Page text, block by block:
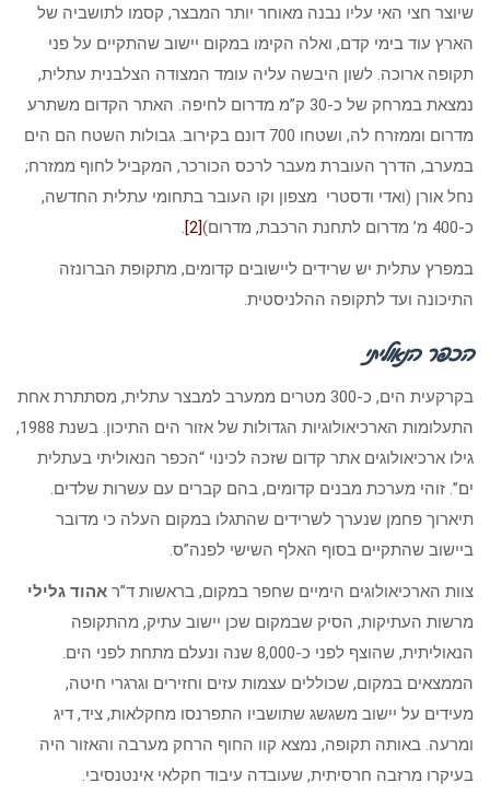
שיוצר חצי האי עליו נבנה מאוחר יותר המבצר, קסמו לתושביה של
הארץ עוד בימי קדם, ואלה הקימו במקום יישוב שהתקיים על פני
תקופה ארוכה. לשון היבשה עליה עומד המצודה הצלבנית עתלית,
נמצאת במרחק של כ-30 ק”מ מדרום לחיפה. האתר הקדום משתרע
מדרום וממזרח לה, ושטחו 700 דונם בקירוב. גבולות השטח הם הים
במערב, הדרך העוברת מעבר לרכס הכורכר, המקביל לחוף ממזרח;
נחל אורן (ואדי ודסטרי מצפון וקו העובר בתחומי עתלית החדשה,
כ-400 מ’ מדרום לתחנת הרכבת, מדרום)
[2]
.
במפרץ עתלית יש שרידים ליישובים קדומים, מתקופת הברונזה
התיכונה ועד לתקופה ההלניסטית.
הכפר הנאוליתי
בקרקעית הים, כ-300 מטרים ממערב למבצר עתלית, מסתתרת אחת
התעלומות הארכיאולוגיות הגדולות של אזור הים התיכון. בשנת 1988,
גילו ארכיאולוגים אתר קדום שזכה לכינוי “הכפר הנאוליתי בעתלית
ים”. זוהי מערכת מבנים קדומים, בהם קברים עם עשרות שלדים.
תיארוך פחמן שנערך לשרידים שהתגלו במקום העלה כי מדובר
ביישוב שהתקיים בסוף האלף השישי לפנה”ס.
צוות הארכיאולוגים הימיים שחפר במקום, בראשות ד”ר אהוד גלילי
מרשות העתיקות, הסיק שבמקום שכן יישוב עתיק, מהתקופה
הנאוליתית, שהוצף לפני כ-8,000 שנה ונעלם מתחת לפני הים.
הממצאים במקום, שכוללים עצמות עזים וחזירים וגרגרי חיטה,
מעידים על יישוב משגשג שתושביו התפרנסו מחקלאות, ציד, דיג
ומרעה. באותה תקופה, נמצא קוו החוף הרחק מערבה והאזור היה
בעיקרו מרזבה חרסיתית, שעובדה עיבוד חקלאי אינטנסיבי.